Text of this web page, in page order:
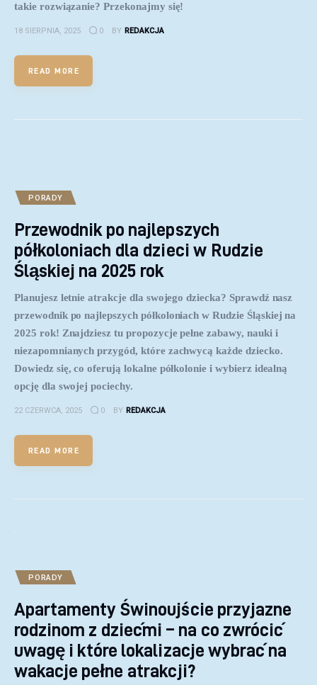
takie rozwiązanie? Przekonajmy się!
18 SIERPNIA, 2025 0 BY REDAKCJA
READ MORE
PORADY
Przewodnik po najlepszych
półkoloniach dla dzieci w Rudzie
Śląskiej na 2025 rok
Planujesz letnie atrakcje dla swojego dziecka? Sprawdź nasz
przewodnik po najlepszych półkoloniach w Rudzie Śląskiej na
2025 rok! Znajdziesz tu propozycje pełne zabawy, nauki i
niezapomnianych przygód, które zachwycą każde dziecko.
Dowiedz się, co oferują lokalne półkolonie i wybierz idealną
opcję dla swojej pociechy.
22 CZERWCA, 2025 0 BY REDAKCJA
READ MORE
PORADY
Apartamenty Świnoujście przyjazne
rodzinom z dziećmi – na co zwrócić
uwagę i które lokalizacje wybrać na
wakacje pełne atrakcji?